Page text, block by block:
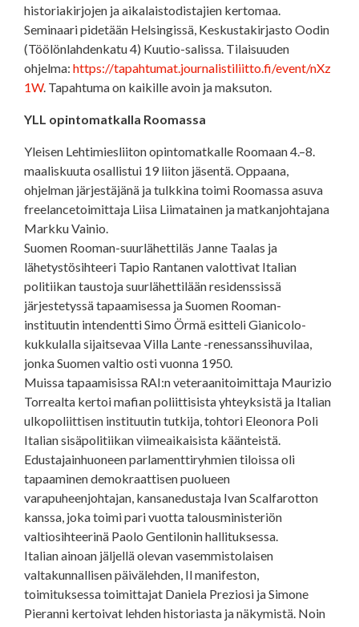
historiakirjojen ja aikalaistodistajien kertomaa.
Seminaari pidetään Helsingissä, Keskustakirjasto Oodin
(Töölönlahdenkatu 4) Kuutio-salissa. Tilaisuuden
ohjelma: https://tapahtumat.journalistiliitto.fi/event/nXz
1W. Tapahtuma on kaikille avoin ja maksuton.
YLL opintomatkalla Roomassa
Yleisen Lehtimiesliiton opintomatkalle Roomaan 4.–8.
maaliskuuta osallistui 19 liiton jäsentä. Oppaana,
ohjelman järjestäjänä ja tulkkina toimi Roomassa asuva
freelancetoimittaja Liisa Liimatainen ja matkanjohtajana
Markku Vainio.
Suomen Rooman-suurlähettiläs Janne Taalas ja
lähetystösihteeri Tapio Rantanen valottivat Italian
politiikan taustoja suurlähettilään residenssissä
järjestetyssä tapaamisessa ja Suomen Rooman-
instituutin intendentti Simo Örmä esitteli Gianicolo-
kukkulalla sijaitsevaa Villa Lante -renessanssihuvilaa,
jonka Suomen valtio osti vuonna 1950.
Muissa tapaamisissa RAI:n veteraanitoimittaja Maurizio
Torrealta kertoi mafian poliittisista yhteyksistä ja Italian
ulkopoliittisen instituutin tutkija, tohtori Eleonora Poli
Italian sisäpolitiikan viimeaikaisista käänteistä.
Edustajainhuoneen parlamenttiryhmien tiloissa oli
tapaaminen demokraattisen puolueen
varapuheenjohtajan, kansanedustaja Ivan Scalfarotton
kanssa, joka toimi pari vuotta talousministeriön
valtiosihteerinä Paolo Gentilonin hallituksessa.
Italian ainoan jäljellä olevan vasemmistolaisen
valtakunnallisen päivälehden, Il manifeston,
toimituksessa toimittajat Daniela Preziosi ja Simone
Pieranni kertoivat lehden historiasta ja näkymistä. Noin